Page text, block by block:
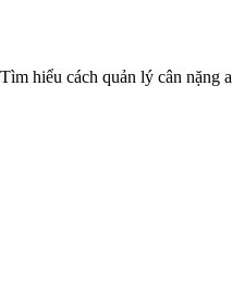
hiểu cách quản lý cân nặng